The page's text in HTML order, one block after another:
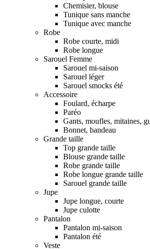
Chemisier, blouse
Tunique sans manche
Tunique avec manche
Robe
Robe courte, midi
Robe longue
Sarouel Femme
Sarouel mi-saison
Sarouel léger
Sarouel smocks été
Accessoire
Foulard, écharpe
Paréo
Gants, moufles, mitaines,
Bonnet, bandeau
Grande taille
Top grande taille
Blouse grande taille
Robe grande taille
Robe longue grande taille
Sarouel grande taille
Jupe
Jupe longue, courte
Jupe culotte
Pantalon
Pantalon mi-saison
Pantalon été
Veste